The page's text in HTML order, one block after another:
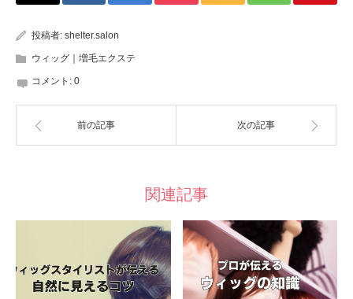
投稿者: shelter.salon
ウィッグ｜増毛エクステ
コメント: 0
前の記事 次の記事
関連記事